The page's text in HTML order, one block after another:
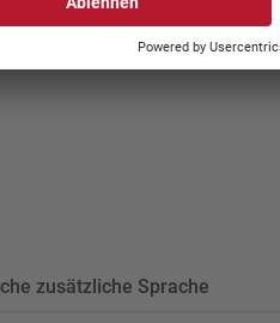
zusätzliche Sprache